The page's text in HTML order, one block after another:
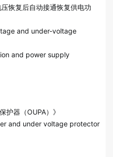
恢复后自动接通恢复供电功
and under-voltage
and power supply
护器（OUPA）》
and under voltage protector